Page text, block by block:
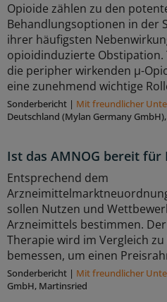
Opioide zählen zu den
Behandlungsoptionen in der
ihrer häuﬁgsten
opioidinduzierte
die peripher wirkenden μ-
eine zunehmend wichtige
Sonderbericht | Mit freundlicher
Deutschland (Mylan Germany
Ist das AMNOG bereit für
Entsprechend dem
sollen Nutzen und
Arzneimittels bestimmen.
Therapie wird im Vergleich
bemessen, um einen
Sonderbericht | Mit freundlicher
GmbH, Martinsried